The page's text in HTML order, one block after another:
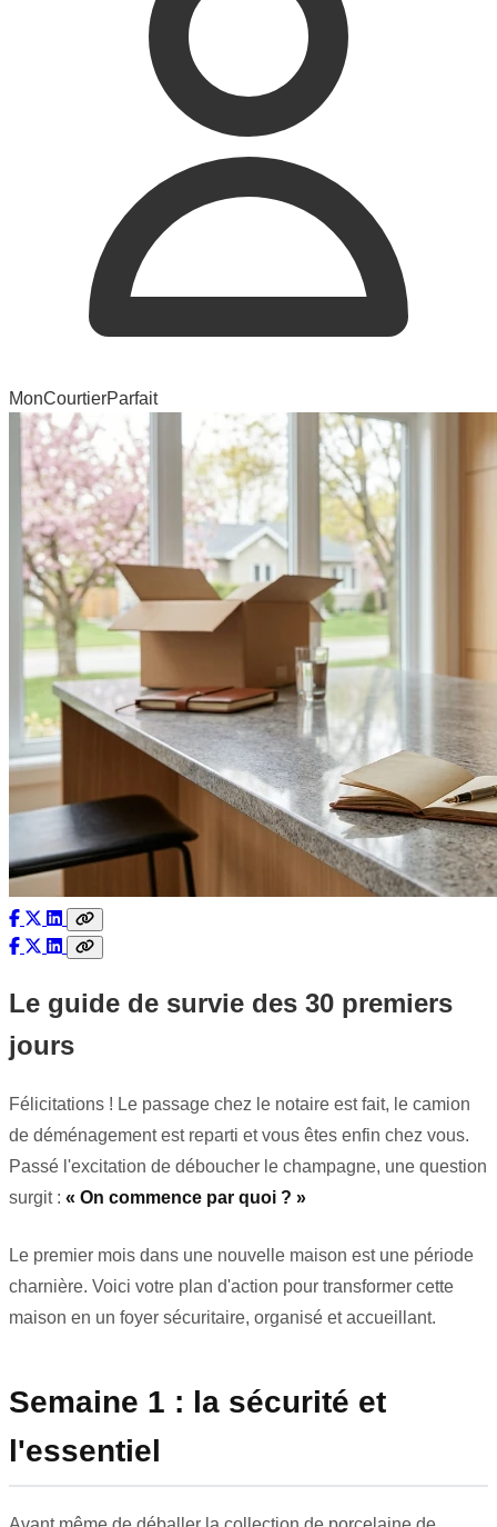
MonCourtierParfait
Le guide de survie des 30 premiers
jours
Félicitations ! Le passage chez le notaire est fait, le camion
de déménagement est reparti et vous êtes enfin chez vous.
Passé l'excitation de déboucher le champagne, une question
surgit : « On commence par quoi ? »
Le premier mois dans une nouvelle maison est une période
charnière. Voici votre plan d'action pour transformer cette
maison en un foyer sécuritaire, organisé et accueillant.
Semaine 1 : la sécurité et
l'essentiel